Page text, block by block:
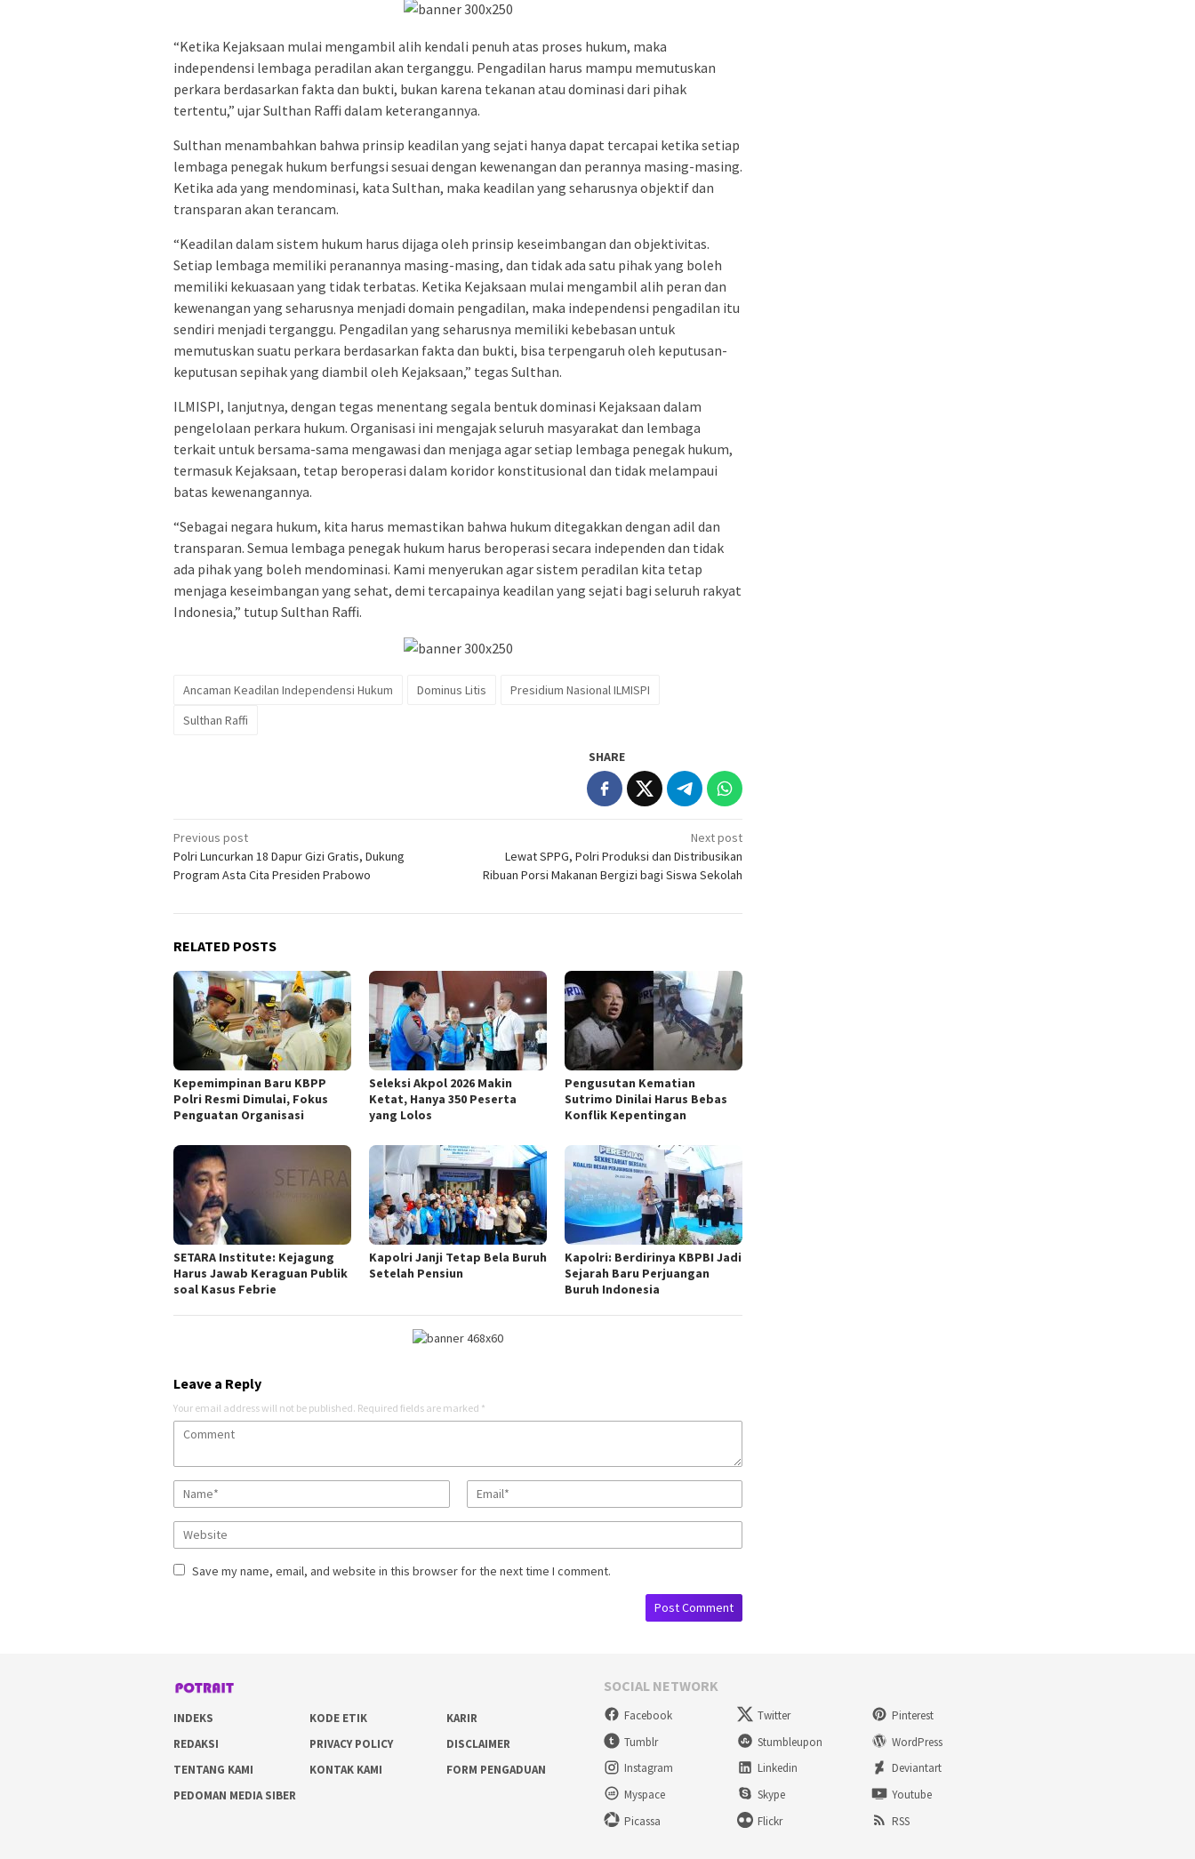
“Ketika Kejaksaan mulai mengambil alih kendali penuh atas proses hukum, maka
independensi lembaga peradilan akan terganggu. Pengadilan harus mampu memutuskan
perkara berdasarkan fakta dan bukti, bukan karena tekanan atau dominasi dari pihak
tertentu,” ujar Sulthan Raffi dalam keterangannya.
Sulthan menambahkan bahwa prinsip keadilan yang sejati hanya dapat tercapai ketika setiap
lembaga penegak hukum berfungsi sesuai dengan kewenangan dan perannya masing-masing.
Ketika ada yang mendominasi, kata Sulthan, maka keadilan yang seharusnya objektif dan
transparan akan terancam.
“Keadilan dalam sistem hukum harus dijaga oleh prinsip keseimbangan dan objektivitas.
Setiap lembaga memiliki peranannya masing-masing, dan tidak ada satu pihak yang boleh
memiliki kekuasaan yang tidak terbatas. Ketika Kejaksaan mulai mengambil alih peran dan
kewenangan yang seharusnya menjadi domain pengadilan, maka independensi pengadilan itu
sendiri menjadi terganggu. Pengadilan yang seharusnya memiliki kebebasan untuk
memutuskan suatu perkara berdasarkan fakta dan bukti, bisa terpengaruh oleh keputusan-
keputusan sepihak yang diambil oleh Kejaksaan,” tegas Sulthan.
ILMISPI, lanjutnya, dengan tegas menentang segala bentuk dominasi Kejaksaan dalam
pengelolaan perkara hukum. Organisasi ini mengajak seluruh masyarakat dan lembaga
terkait untuk bersama-sama mengawasi dan menjaga agar setiap lembaga penegak hukum,
termasuk Kejaksaan, tetap beroperasi dalam koridor konstitusional dan tidak melampaui
batas kewenangannya.
“Sebagai negara hukum, kita harus memastikan bahwa hukum ditegakkan dengan adil dan
transparan. Semua lembaga penegak hukum harus beroperasi secara independen dan tidak
ada pihak yang boleh mendominasi. Kami menyerukan agar sistem peradilan kita tetap
menjaga keseimbangan yang sehat, demi tercapainya keadilan yang sejati bagi seluruh rakyat
Indonesia,” tutup Sulthan Raffi.
Ancaman Keadilan Independensi Hukum Dominus Litis
Presidium Nasional ILMISPI
Sulthan Raffi
SHARE
Post
navigation
Previous post
Polri Luncurkan 18 Dapur Gizi Gratis, Dukung
Program Asta Cita Presiden Prabowo
Next post
Lewat SPPG, Polri Produksi dan Distribusikan
Ribuan Porsi Makanan Bergizi bagi Siswa Sekolah
RELATED POSTS
Kepemimpinan Baru KBPP
Polri Resmi Dimulai, Fokus
Penguatan Organisasi
Seleksi Akpol 2026 Makin
Ketat, Hanya 350 Peserta
yang Lolos
Pengusutan Kematian
Sutrimo Dinilai Harus Bebas
Konflik Kepentingan
SETARA Institute: Kejagung
Harus Jawab Keraguan Publik
soal Kasus Febrie
Kapolri Janji Tetap Bela Buruh
Setelah Pensiun
Kapolri: Berdirinya KBPBI Jadi
Sejarah Baru Perjuangan
Buruh Indonesia
Leave a Reply
Your email address will not be published. Required fields are marked *
Save my name, email, and website in this browser for the next time I comment.
INDEKS KODE ETIK
KARIR
REDAKSI
PRIVACY POLICY
DISCLAIMER
TENTANG KAMI
KONTAK KAMI
FORM PENGADUAN
PEDOMAN MEDIA SIBER
SOCIAL NETWORK
Facebook Twitter
Pinterest
Tumblr
Stumbleupon
WordPress
Instagram
Linkedin
Deviantart
Myspace
Skype
Youtube
Picassa
Flickr RSS